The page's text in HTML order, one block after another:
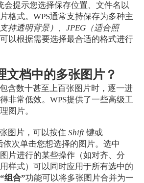
会提示您选择保存位置、文件名以
式。WPS通常支持保存为多种主
持透明背景）、JPEG（适合照
以根据需要选择最合适的格式进行
文档中的多张图片？
含数十甚至上百张图片时，逐一进
非常低效。WPS提供了一些高级工
图片。
图片，可以按住Shift 键或
次单击您想选择的图片。选中
片进行的某些操作（如对齐、分
样式）可以同时应用于所有选中的
“组合”功能可以将多张图片合并为一